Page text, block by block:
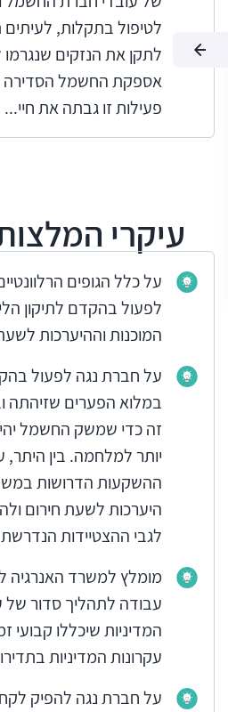
לטיפול בתקלות, לעיתים
לתקן את הנזקים
אספקת החשמל הסדירה
פעילות זו גבתה את חיי...
עיקרי
על כלל הגופים
לפעול בהקדם לתיקון
המוכנות וההיערכות
על חברת נגה לפעול
במלוא הפערים שזיהתה
זה כדי שמשק החשמל
יותר למלחמה. בין
ההשקעות הדרושות
היערכות לשעת חירום
לגבי ההצטיידות
מומלץ למשרד האנרגיה
עבודה לתהליך סדור של
המדיניות שיכללו קבועי
עקרונות המדיניות
על חברת נגה להפיק